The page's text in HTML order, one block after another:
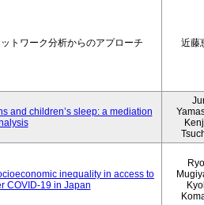
トワーク分析からのアプローチ 近藤
and children’s sleep: a mediation
inequality in access to
COVID-19 in Japan